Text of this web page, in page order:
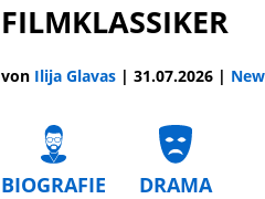
FILMKLASSIKER
von Ilija Glavas | 31.07.2026 |
BIOGRAFIE DRAMA